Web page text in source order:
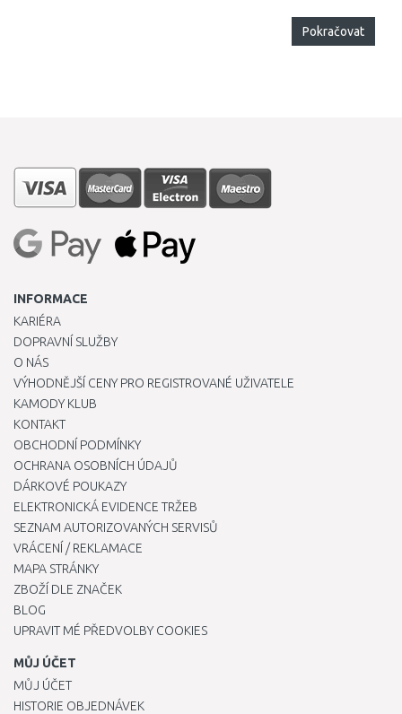
Pokračovat
INFORMACE
KARIÉRA
DOPRAVNÍ SLUŽBY
O NÁS
VÝHODNĚJŠÍ CENY PRO REGISTROVANÉ UŽIVATELE
KAMODY KLUB
KONTAKT
OBCHODNÍ PODMÍNKY
OCHRANA OSOBNÍCH ÚDAJŮ
DÁRKOVÉ POUKAZY
ELEKTRONICKÁ EVIDENCE TRŽEB
SEZNAM AUTORIZOVANÝCH SERVISŮ
VRÁCENÍ / REKLAMACE
MAPA STRÁNKY
ZBOŽÍ DLE ZNAČEK
BLOG
UPRAVIT MÉ PŘEDVOLBY COOKIES
MŮJ ÚČET
MŮJ ÚČET
HISTORIE OBJEDNÁVEK